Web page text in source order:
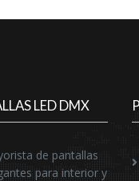
LED DMX
de pantallas
para interior y